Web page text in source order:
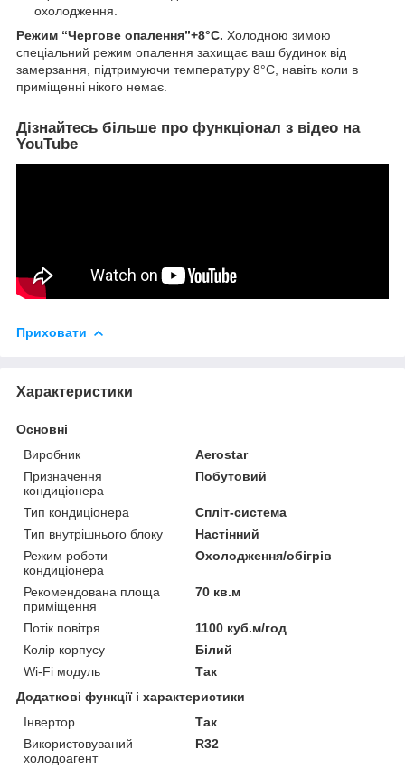
охолодження.
Режим “Чергове опалення”+8°C. Холодною зимою
спеціальний режим опалення захищає ваш будинок від
замерзання, підтримуючи температуру 8°С, навіть коли в
приміщенні нікого немає.
Дізнайтесь більше про функціонал з відео на
YouTube
Приховати
Характеристики
Основні
Виробник
Aerostar
Призначення
кондиціонера
Побутовий
Тип кондиціонера
Спліт-система
Тип внутрішнього блоку
Настінний
Режим роботи
кондиціонера
Охолодження/обігрів
Рекомендована площа
приміщення
70 кв.м
Потік повітря
1100 куб.м/год
Колір корпусу
Білий
Wi-Fi модуль
Так
Додаткові функції і характеристики
Інвертор
Так
Використовуваний
холодоагент
R32